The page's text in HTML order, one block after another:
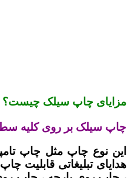
مزایای چاپ سیلک چیست؟
چاپ سیلک بر روی کلیه
این نوع چاپ مثل چاپ
هدایای تبلیغاتی قابلیت